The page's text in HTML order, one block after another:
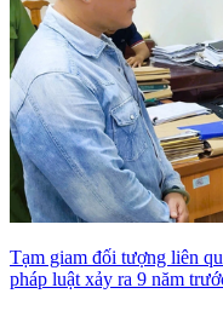
Tạm giam đối tượng liên
pháp luật xảy ra 9 năm